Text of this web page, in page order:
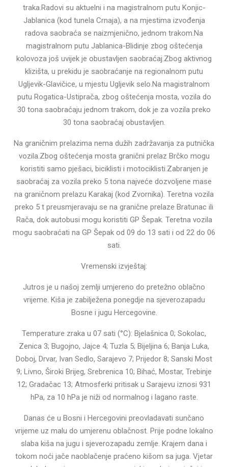
traka.Radovi su aktuelni i na magistralnom putu Konjic-
Jablanica (kod tunela Crnaja), a na mjestima izvođenja
radova saobraća se naizmjenično, jednom trakom.Na
magistralnom putu Jablanica-Blidinje zbog oštećenja
kolovoza još uvijek je obustavljen saobraćaj.Zbog aktivnog
klizišta, u prekidu je saobraćanje na regionalnom putu
Ugljevik-Glavičice, u mjestu Ugljevik selo.Na magistralnom
putu Rogatica-Ustiprača, zbog oštećenja mosta, vozila do
30 tona saobraćaju jednom trakom, dok je za vozila preko
30 tona saobraćaj obustavljen.
Na graničnim prelazima nema dužih zadržavanja za putnička
vozila.Zbog oštećenja mosta granični prelaz Brčko mogu
koristiti samo pješaci, biciklisti i motociklisti.Zabranjen je
saobraćaj za vozila preko 5 tona najveće dozvoljene mase
na graničnom prelazu Karakaj (kod Zvornika). Teretna vozila
preko 5 t preusmjeravaju se na granične prelaze Bratunac ili
Rača, dok autobusi mogu koristiti GP Šepak. Teretna vozila
mogu saobraćati na GP Šepak od 09 do 13 sati i od 22 do 06
sati.
Vremenski izvještaj:
Jutros je u našoj zemlji umjereno do pretežno oblačno
vrijeme. Kiša je zabilježena ponegdje na sjeverozapadu
Bosne i jugu Hercegovine.
Temperature zraka u 07 sati (°C): Bjelašnica 0; Sokolac,
Zenica 3; Bugojno, Jajce 4; Tuzla 5; Bijeljina 6; Banja Luka,
Doboj, Drvar, Ivan Sedlo, Sarajevo 7; Prijedor 8; Sanski Most
9; Livno, Široki Brijeg, Srebrenica 10; Bihać, Mostar, Trebinje
12; Gradačac 13; Atmosferki pritisak u Sarajevu iznosi 931
hPa, za 10 hPa je niži od normalnog i lagano raste.
Danas će u Bosni i Hercegovini preovladavati sunčano
vrijeme uz malu do umjerenu oblačnost. Prije podne lokalno
slaba kiša na jugu i sjeverozapadu zemlje. Krajem dana i
tokom noći jače naoblačenje praćeno kišom sa juga. Vjetar